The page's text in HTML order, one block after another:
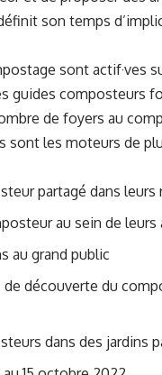
son temps
sont actif·ves
guides composteurs
de foyers au
sont les moteurs de
partagé dans leurs
au sein de
au grand public
découverte du
dans des jardins